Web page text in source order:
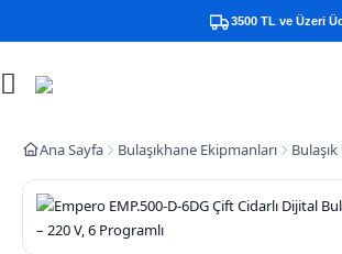
3500 TL ve Üzeri
Ana Sayfa Bulaşıkhane Ekipmanları